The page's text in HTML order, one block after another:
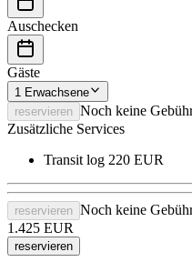
Auschecken
Gäste
1 Erwachsene
reservieren Noch keine
Zusätzliche Services
Transit log 220 EUR
reservieren Noch keine
1.425 EUR
reservieren